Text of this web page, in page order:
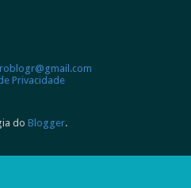
Privacidade
do Blogger.